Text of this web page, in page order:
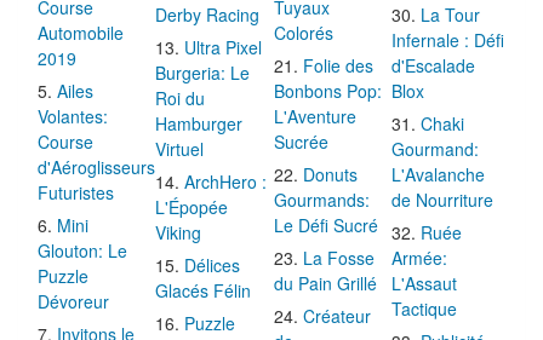
Course
Automobile
2019
Ailes
Volantes:
Course
d'Aéroglisseurs
Futuristes
Mini
Glouton: Le
Puzzle
Dévoreur
Invitons le
Derby Racing
Ultra Pixel
Burgeria: Le
Roi du
Hamburger
Virtuel
ArchHero :
L'Épopée
Viking
Délices
Glacés Félin
Puzzle
Tuyaux
Colorés
Folie des
Bonbons Pop:
L'Aventure
Sucrée
Donuts
Gourmands:
Le Défi Sucré
La Fosse
du Pain Grillé
Créateur
La Tour
Infernale : Défi
d'Escalade
Blox
Chaki
Gourmand:
L'Avalanche
de Nourriture
Ruée
Armée:
L'Assaut
Tactique